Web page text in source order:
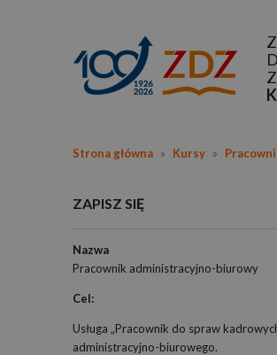
Strona główna » Kursy »
ZAPISZ SIĘ
Nazwa
Pracownik administracyjno-biurowy
Cel:
Usługa „Pracownik do spraw
administracyjno-biurowego.